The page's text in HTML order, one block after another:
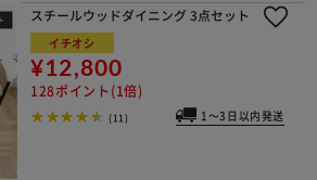
スチールウッドダイニング 3点セット
イチオシ
¥12,800
128ポイント(1倍)
(11) 1～3日以内発送